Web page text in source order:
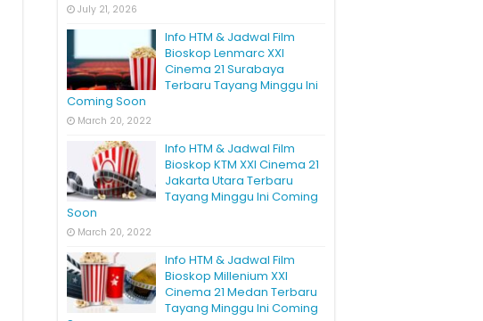
July 21, 2026
Info HTM & Jadwal Film
Bioskop Lenmarc XXI
Cinema 21 Surabaya
Terbaru Tayang Minggu Ini
Coming Soon
March 20, 2022
Info HTM & Jadwal Film
Bioskop KTM XXI Cinema 21
Jakarta Utara Terbaru
Tayang Minggu Ini Coming
Soon
March 20, 2022
Info HTM & Jadwal Film
Bioskop Millenium XXI
Cinema 21 Medan Terbaru
Tayang Minggu Ini Coming